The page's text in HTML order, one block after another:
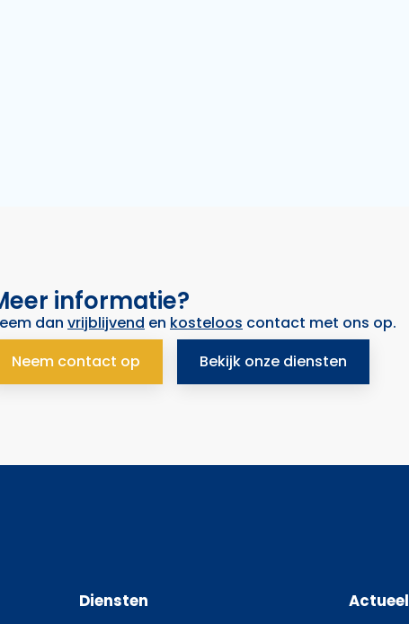
informatie?
dan vrijblijvend en kosteloos contact met ons op.
Neem contact op
Bekijk onze diensten
Diensten Actueel